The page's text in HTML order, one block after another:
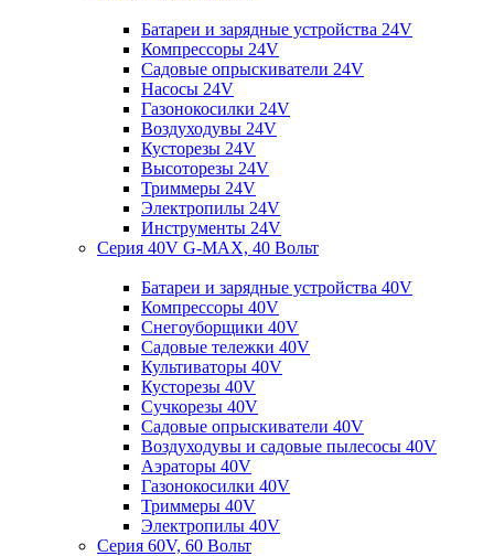
Батареи и зарядные устройства 24V
Компрессоры 24V
Садовые опрыскиватели 24V
Насосы 24V
Газонокосилки 24V
Воздуходувы 24V
Кусторезы 24V
Высоторезы 24V
Триммеры 24V
Электропилы 24V
Инструменты 24V
Серия 40V G-MAX, 40 Вольт
Батареи и зарядные устройства 40V
Компрессоры 40V
Снегоуборщики 40V
Садовые тележки 40V
Культиваторы 40V
Кусторезы 40V
Сучкорезы 40V
Садовые опрыскиватели 40V
Воздуходувы и садовые пылесосы 40V
Аэраторы 40V
Газонокосилки 40V
Триммеры 40V
Электропилы 40V
Серия 60V, 60 Вольт